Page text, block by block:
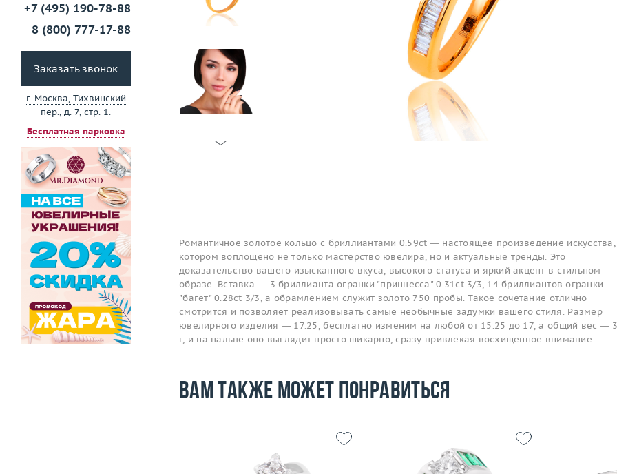
+7 (495) 190-78-88
8 (800) 777-17-88
Заказать звонок
г. Москва, Тихвинский
пер., д. 7, стр. 1.
Бесплатная парковка
Романтичное золотое кольцо с бриллиантами 0.59ct — настоящее произведение искусства,
котором воплощено не только мастерство ювелира, но и актуальные тренды. Это
доказательство вашего изысканного вкуса, высокого статуса и яркий акцент в стильном
образе. Вставка — 3 бриллианта огранки "принцесса" 0.31ct 3/3, 14 бриллиантов огранки
"багет" 0.28ct 3/3, а обрамлением служит золото 750 пробы. Такое сочетание отлично
смотрится и позволяет реализовывать самые необычные задумки вашего стиля. Размер
ювелирного изделия — 17.25, бесплатно изменим на любой от 15.25 до 17, а общий вес —
г, и на пальце оно выглядит просто шикарно, сразу привлекая восхищенное внимание.
Вам также может понравиться